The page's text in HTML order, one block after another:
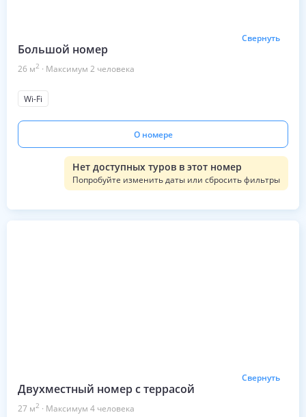
Большой номер
Свернуть
26 м2 · Максимум 2 человека
Wi-Fi
О номере
Нет доступных туров в этот номер
Попробуйте изменить даты или сбросить фильтры
Двухместный номер с террасой
Свернуть
27 м2 · Максимум 4 человека